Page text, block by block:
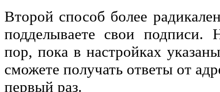
Второй способ более
подделываете свои подписи.
пор, пока в настройках
сможете получать ответы от
первый раз.